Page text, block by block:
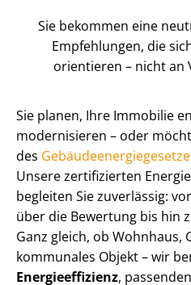
Sie bekommen eine
Empfehlungen, die
orientieren – nicht an
Sie planen, Ihre Immobilie
modernisieren – oder
des
Unsere zertifizierten
begleiten Sie zuverlässig:
über die Bewertung bis hin
Ganz gleich, ob Wohnhaus,
kommunales Objekt – wir
En­er­gie­ef­fi­zi­enz, passenden